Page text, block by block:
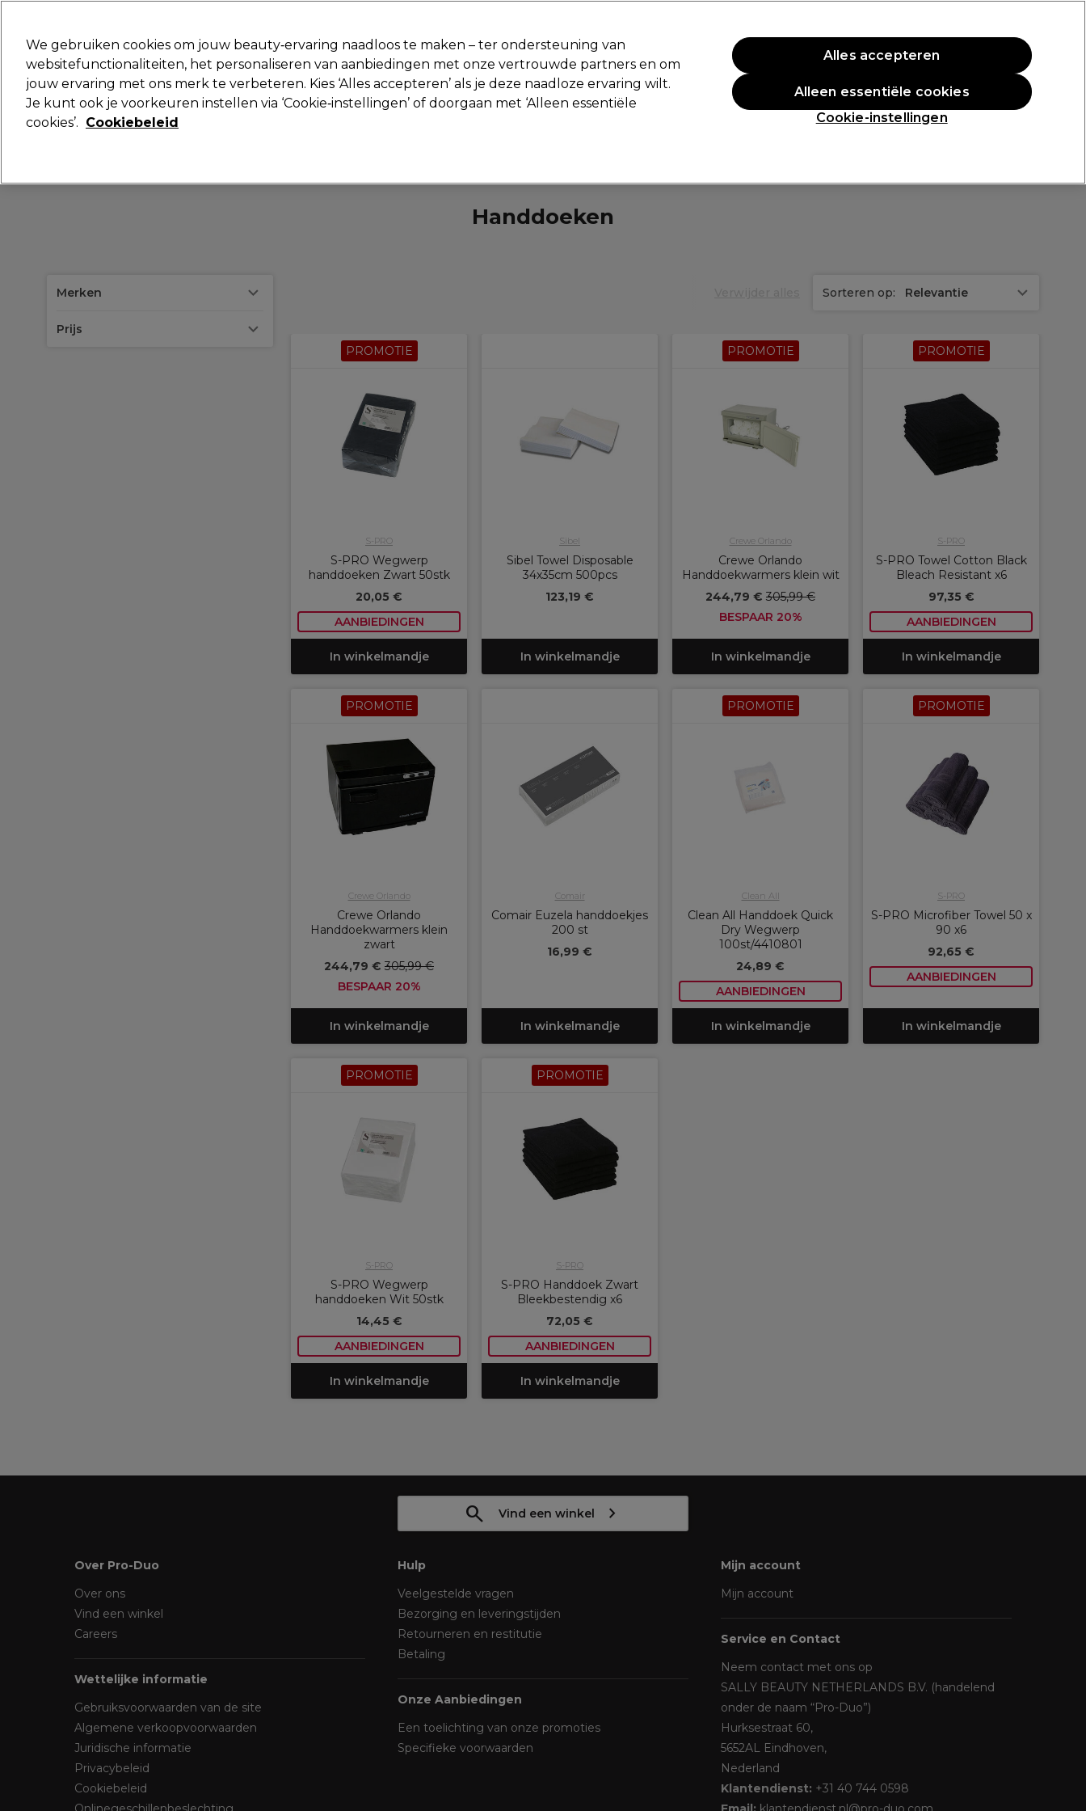
Aanmelden
Merken Deals Haar Elektra Beauty Salon interieur Mannen Vegan Nieuwe producten Professionele Awards
Volgende dag geleverd*
Handdoeken
Merken
Prijs
Sorteren op: Relevantie
PROMOTIE
S-PRO
S-PRO Wegwerp
handdoeken Zwart 50stk
20,05 €
AANBIEDINGEN
In winkelmandje
Sibel
Sibel Towel Disposable
34x35cm 500pcs
123,19 €
In winkelmandje
PROMOTIE
Crewe Orlando
Crewe Orlando
Handdoekwarmers klein wit
244,79 € 305,99 €
BESPAAR 20%
In winkelmandje
PROMOTIE
S-PRO
S-PRO Towel Cotton Black
Bleach Resistant x6
97,35 €
AANBIEDINGEN
In winkelmandje
PROMOTIE
Crewe Orlando
Crewe Orlando
Handdoekwarmers klein
zwart
244,79 € 305,99 €
BESPAAR 20%
In winkelmandje
Comair
Comair Euzela handdoekjes
200 st
16,99 €
In winkelmandje
PROMOTIE
Clean All
Clean All Handdoek Quick
Dry Wegwerp
100st/4410801
24,89 €
AANBIEDINGEN
In winkelmandje
PROMOTIE
S-PRO
S-PRO Microfiber Towel 50 x
90 x6
92,65 €
AANBIEDINGEN
In winkelmandje
PROMOTIE
S-PRO
S-PRO Wegwerp
handdoeken Wit 50stk
14,45 €
AANBIEDINGEN
In winkelmandje
PROMOTIE
S-PRO
S-PRO Handdoek Zwart
Bleekbestendig x6
72,05 €
AANBIEDINGEN
In winkelmandje
Vind een winkel
Over Pro-Duo
Over ons
Vind een winkel
Careers
Wettelijke informatie
Gebruiksvoorwaarden van de site
Algemene verkoopvoorwaarden
Juridische informatie
Privacybeleid
Cookiebeleid
Hulp
Veelgestelde vragen
Bezorging en leveringstijden
Retourneren en restitutie
Betaling
Onze Aanbiedingen
Een toelichting van onze promoties
Specifieke voorwaarden
Mijn account
Mijn account
Service en Contact
Neem contact met ons op
SALLY BEAUTY NETHERLANDS B.V. (handelend
onder de naam “Pro-Duo”)
Hurksestraat 60,
5652AL Eindhoven,
Nederland
Klantendienst: +31 40 744 0598
We gebruiken cookies om jouw beauty‑ervaring naadloos te maken – ter ondersteuning van
websitefunctionaliteiten, het personaliseren van aanbiedingen met onze vertrouwde partners en om
jouw ervaring met ons merk te verbeteren. Kies ‘Alles accepteren’ als je deze naadloze ervaring wilt.
Je kunt ook je voorkeuren instellen via ‘Cookie‑instellingen’ of doorgaan met ‘Alleen essentiële
cookies’. Cookiebeleid Cookie-instellingen
Alleen essentiële cookies
Alles accepteren